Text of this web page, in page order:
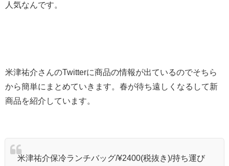
人気なんです。
米津祐介さんのTwitterに商品の情報が出ているのでそちら
から簡単にまとめていきます。春が待ち遠しくなるして新
商品を紹介しています。
米津祐介保冷ランチバッグ/¥2400(税抜き)/持ち運び